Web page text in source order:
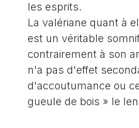
les esprits.
La valériane quant à
est un véritable
contrairement à son
n'a pas d'effet
d'accoutumance ou
gueule de bois » le